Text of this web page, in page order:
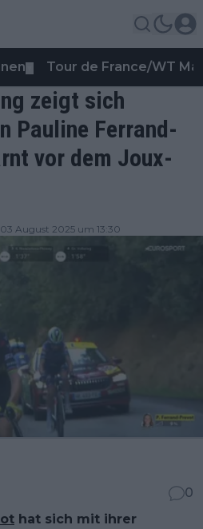
Tour de France/WT
zeigt sich
Pauline Ferrand-
vor dem Joux-
August 2025 um 13:30
0
hat sich mit ihrer